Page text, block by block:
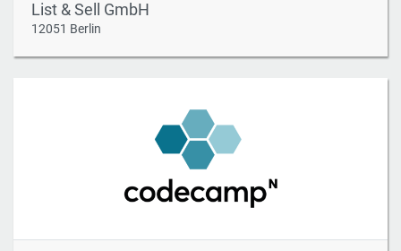
List & Sell GmbH
12051 Berlin